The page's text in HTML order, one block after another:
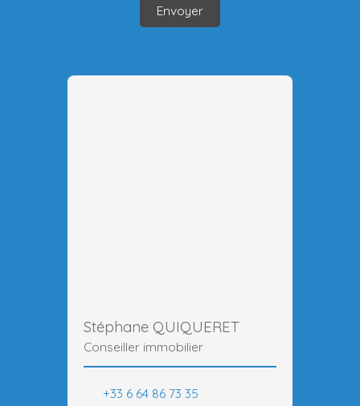
Envoyer
Stéphane QUIQUERET
Conseiller immobilier
+33 6 64 86 73 35